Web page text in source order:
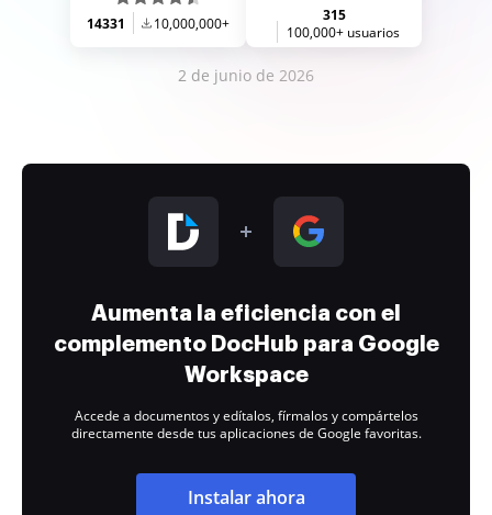
14331 10,000,000+
315
100,000+ usuarios
2 de junio de 2026
Aumenta la eficiencia con el
complemento DocHub para Google
Workspace
Accede a documentos y edítalos, fírmalos y compártelos
directamente desde tus aplicaciones de Google favoritas.
Instalar ahora